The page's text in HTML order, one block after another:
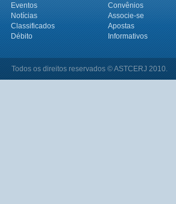
Eventos
Convênios
Notícias
Associe-se
Classificados
Apostas
Débito
Informativos
Todos os direitos reservados © ASTCERJ 2010.